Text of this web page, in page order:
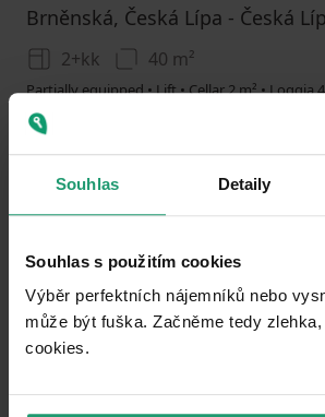
Souhlas Detaily
Souhlas s použitím cookies
Výběr perfektních nájemníků nebo
může být fuška. Začněme tedy
cookies.​
2+kk 40 m²
Partially equipped • Lift • Cellar 2 m² • Loggia
8500